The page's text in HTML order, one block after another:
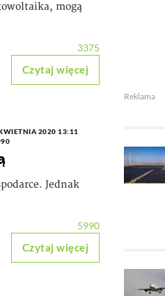
mogą
3375
Czytaj więcej
2020 13:11
Jednak
5990
Czytaj więcej
Reklama